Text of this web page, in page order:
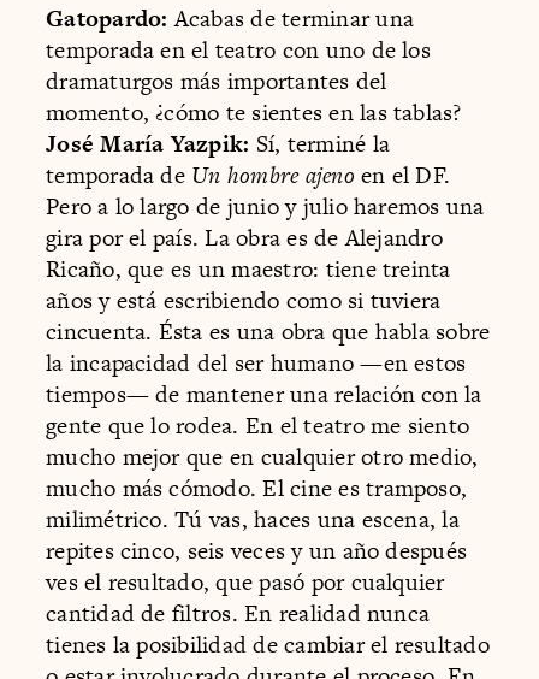
Gatopardo: Acabas de terminar una
temporada en el teatro con uno de los
dramaturgos más importantes del
momento, ¿cómo te sientes en las tablas?
José María Yazpik: Sí, terminé la
temporada de Un hombre ajeno en el DF.
Pero a lo largo de junio y julio haremos una
gira por el país. La obra es de Alejandro
Ricaño, que es un maestro: tiene treinta
años y está escribiendo como si tuviera
cincuenta. Ésta es una obra que habla sobre
la incapacidad del ser humano —en estos
tiempos— de mantener una relación con la
gente que lo rodea. En el teatro me siento
mucho mejor que en cualquier otro medio,
mucho más cómodo. El cine es tramposo,
milimétrico. Tú vas, haces una escena, la
repites cinco, seis veces y un año después
ves el resultado, que pasó por cualquier
cantidad de filtros. En realidad nunca
tienes la posibilidad de cambiar el resultado